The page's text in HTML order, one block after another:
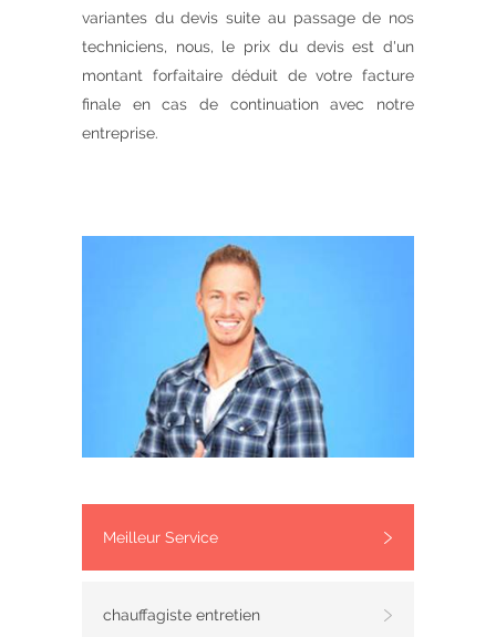
variantes du devis suite au passage de nos
techniciens, nous, le prix du devis est d'un
montant forfaitaire déduit de votre facture
finale en cas de continuation avec notre
entreprise.
Meilleur Service
chauffagiste entretien